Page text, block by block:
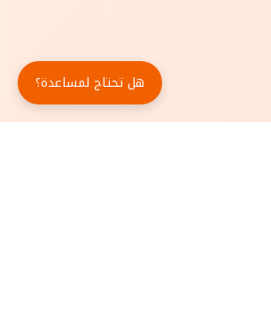
هل تحتاج لمساعدة؟